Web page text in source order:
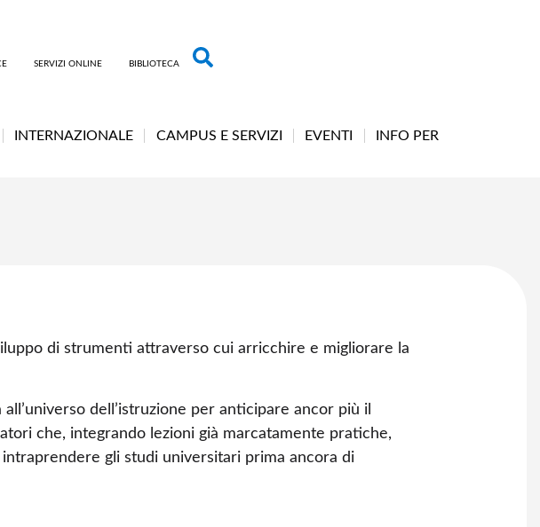
SERVIZI ONLINE BIBLIOTECA
INTERNAZIONALE CAMPUS E SERVIZI EVENTI INFO PER
di strumenti attraverso cui arricchire e migliorare la
dell’istruzione per anticipare ancor più il
che, integrando lezioni già marcatamente pratiche,
gli studi universitari prima ancora di